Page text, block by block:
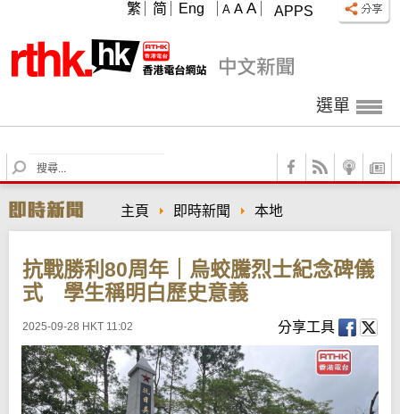
APPS
A A A
繁 简 Eng
選單
S
e
r
c
主頁 即時新聞 本地
抗戰勝利80周年｜烏蛟騰烈士紀念碑儀
式 學生稱明白歷史意義
2025-09-28 HKT 11:02 分享工具